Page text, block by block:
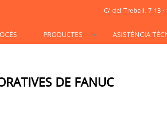
C/ del Treball, 7-13 ·
PRODUCTES ASISTÈNCIA
DE FANUC